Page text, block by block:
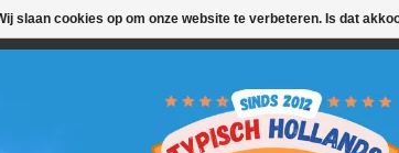
AVONDLEVERING MOGELIJK
slaan cookies op om onze website te verbeteren. Is dat